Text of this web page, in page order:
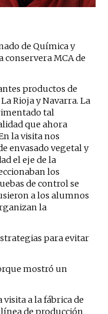
de Química y
MCA de
productos de
Rioja y Navarra. La
tal
que ahora
la visita nos
envasado vegetal y
el eje de la
los
de control se
a los alumnos
la
para evitar
mostró un
a la fábrica de
de producción